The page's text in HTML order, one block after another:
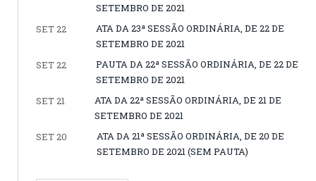
SETEMBRO DE 2021
SET 22
ATA DA 23ª SESSÃO ORDINÁRIA, DE 22 DE
SETEMBRO DE 2021
SET 22
PAUTA DA 22ª SESSÃO ORDINÁRIA, DE 22 DE
SETEMBRO DE 2021
SET 21
ATA DA 22ª SESSÃO ORDINÁRIA, DE 21 DE
SETEMBRO DE 2021
SET 20
ATA DA 21ª SESSÃO ORDINÁRIA, DE 20 DE
SETEMBRO DE 2021 (SEM PAUTA)